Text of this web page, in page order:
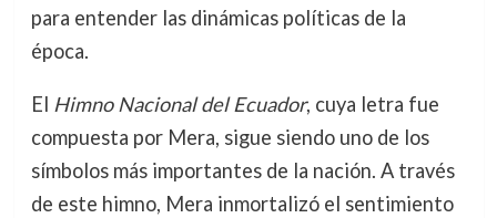
para entender las dinámicas políticas de la
época.
El Himno Nacional del Ecuador, cuya letra fue
compuesta por Mera, sigue siendo uno de los
símbolos más importantes de la nación. A través
de este himno, Mera inmortalizó el sentimiento